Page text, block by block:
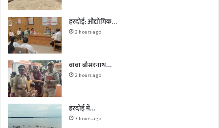
हरदोई: औद्योगिक…
2 hours ago
बाबा बौसरनाथ…
2 hours ago
हरदोई में…
3 hours ago